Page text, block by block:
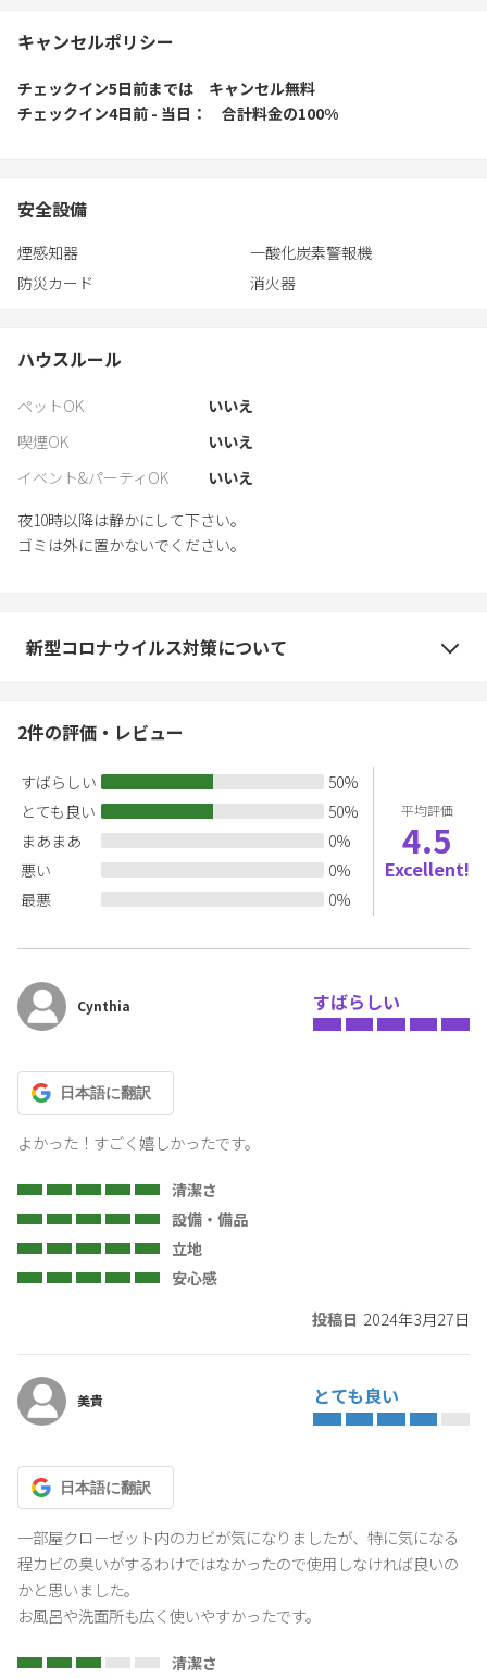
キャンセルポリシー
チェックイン5日前までは
キャンセル無料
チェックイン4日前 - 当日
合計料金の100%
安全設備
煙感知器
一酸化炭素警報機
防災カード
消火器
ハウスルール
ペットOK
いいえ
喫煙OK
いいえ
イベント&パーティOK
いいえ
夜10時以降は静かにして下さい。
ゴミは外に置かないでください。
新型コロナウイルス対策について
2件の評価・レビュー
すばらしい 50%
とても良い
50%
まあまあ
0%
悪い
0%
最悪
0%
平均評価
4.5
Excellent!
Cynthia すばらしい
日本語に翻訳
よかった！すごく嬉しかったです。
清潔さ
設備・備品
立地
安心感
投稿日 2024年3月27日
美貴 とても良い
日本語に翻訳
一部屋クローゼット内のカビが気になりましたが、特に気になる
程カビの臭いがするわけではなかったので使用しなければ良いの
かと思いました。
お風呂や洗面所も広く使いやすかったです。
清潔さ